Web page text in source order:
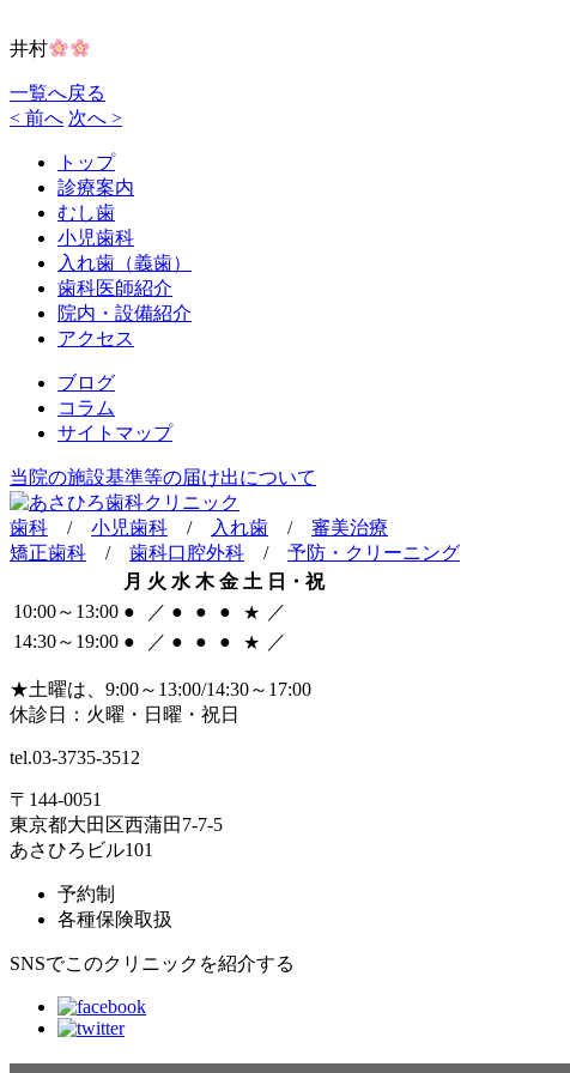
井村
一覧へ戻る
< 前へ 次へ >
トップ
診療案内
むし歯
小児歯科
入れ歯（義歯）
歯科医師紹介
院内・設備紹介
アクセス
ブログ
コラム
サイトマップ
当院の施設基準等の届け出について
歯科 / 小児歯科 / 入れ歯 / 審美治療
矯正歯科 / 歯科口腔外科 / 予防・クリーニング
月 火 水 木 金 土 日・祝
10:00～13:00 ● ／ ● ● ● ★ ／
14:30～19:00 ● ／ ● ● ● ★ ／
★土曜は、9:00～13:00/14:30～17:00
休診日：火曜・日曜・祝日
tel.03-3735-3512
〒144-0051
東京都大田区西蒲田7-7-5
あさひろビル101
予約制
各種保険取扱
SNSでこのクリニックを紹介する